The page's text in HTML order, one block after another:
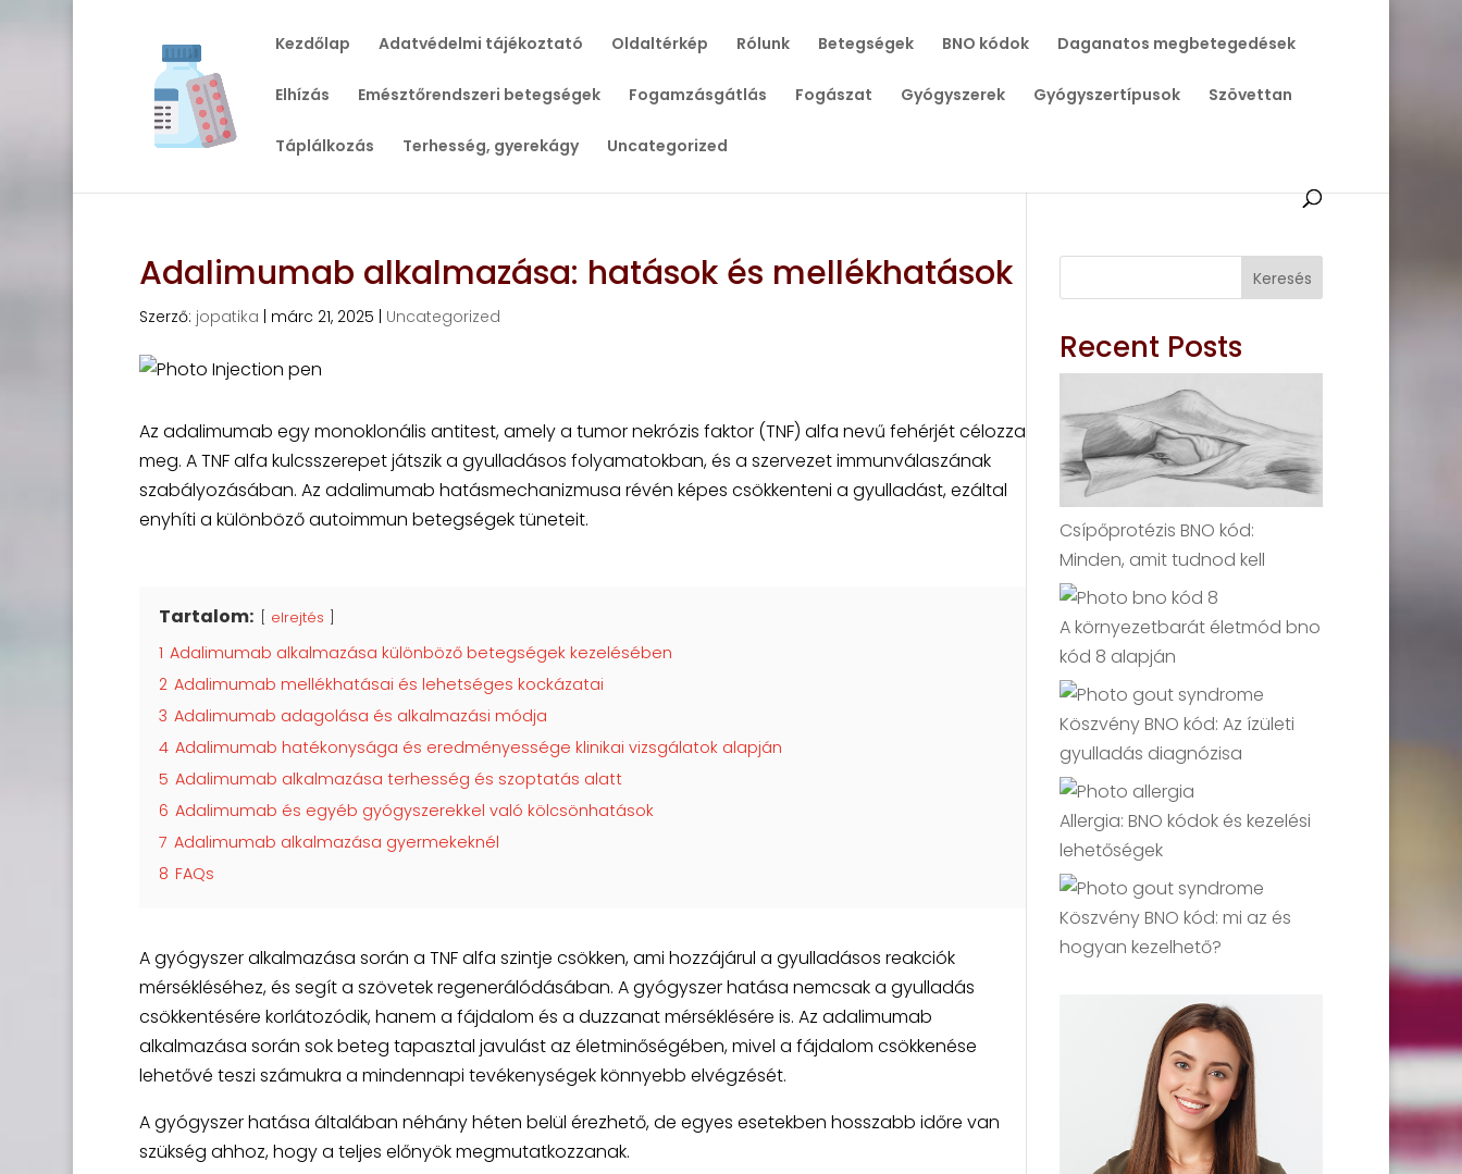
Kezdőlap Adatvédelmi tájékoztató Oldaltérkép Rólunk Betegségek BNO kódok Daganatos megbetegedések
Elhízás Emésztőrendszeri betegségek Fogamzásgátlás Fogászat Gyógyszerek Gyógyszertípusok Szövettan
Táplálkozás Terhesség, gyerekágy Uncategorized
Adalimumab alkalmazása: hatások és mellékhatások
Szerző: jopatika márc 21, 2025 Uncategorized
Az adalimumab egy monoklonális antitest, amely a tumor nekrózis faktor (TNF) alfa nevű fehérjét célozza
meg. A TNF alfa kulcsszerepet játszik a gyulladásos folyamatokban, és a szervezet immunválaszának
szabályozásában. Az adalimumab hatásmechanizmusa révén képes csökkenteni a gyulladást, ezáltal
enyhíti a különböző autoimmun betegségek tüneteit.
Tartalom: elrejtés
1 Adalimumab alkalmazása különböző betegségek kezelésében
2 Adalimumab mellékhatásai és lehetséges kockázatai
3 Adalimumab adagolása és alkalmazási módja
4 Adalimumab hatékonysága és eredményessége klinikai vizsgálatok alapján
5 Adalimumab alkalmazása terhesség és szoptatás alatt
6 Adalimumab és egyéb gyógyszerekkel való kölcsönhatások
7 Adalimumab alkalmazása gyermekeknél
8 FAQs
A gyógyszer alkalmazása során a TNF alfa szintje csökken, ami hozzájárul a gyulladásos reakciók
mérsékléséhez, és segít a szövetek regenerálódásában. A gyógyszer hatása nemcsak a gyulladás
csökkentésére korlátozódik, hanem a fájdalom és a duzzanat mérséklésére is. Az adalimumab
alkalmazása során sok beteg tapasztal javulást az életminőségében, mivel a fájdalom csökkenése
lehetővé teszi számukra a mindennapi tevékenységek könnyebb elvégzését.
A gyógyszer hatása általában néhány héten belül érezhető, de egyes esetekben hosszabb időre van
szükség ahhoz, hogy a teljes előnyök megmutatkozzanak.
Keresés
Recent Posts
Csípőprotézis BNO kód:
Minden, amit tudnod kell
A környezetbarát életmód bno
kód 8 alapján
Köszvény BNO kód: Az ízületi
gyulladás diagnózisa
Allergia: BNO kódok és kezelési
lehetőségek
Köszvény BNO kód: mi az és
hogyan kezelhető?